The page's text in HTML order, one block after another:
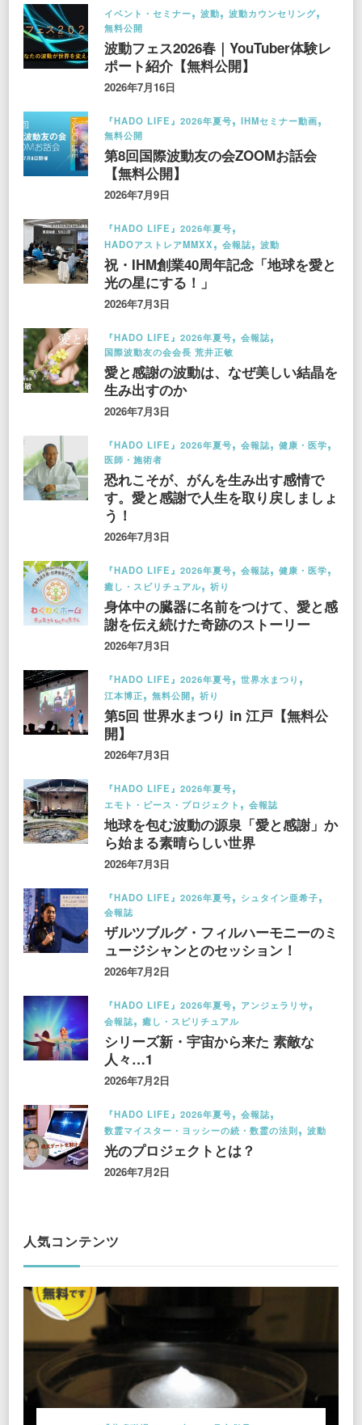
イベント・セミナー 波動
波動カウンセリング
無料公開
波動フェス2026春｜YouTuber体験レ
ポート紹介【無料公開】
2026年7月16日
『HADO LIFE』2026年夏号
IHMセミナー動画
無料公開
第8回国際波動友の会ZOOMお話会
【無料公開】
2026年7月9日
『HADO LIFE』2026年夏号
HADOアストレアMMXX
会報誌 波動
祝・IHM創業40周年記念「地球を愛と
光の星にする！」
2026年7月3日
『HADO LIFE』2026年夏号
会報誌
国際波動友の会会長 荒井正敏
愛と感謝の波動は、なぜ美しい結晶を
生み出すのか
2026年7月3日
『HADO LIFE』2026年夏号 会報誌
健康・医学
医師・施術者
恐れこそが、がんを生み出す感情で
す。愛と感謝で人生を取り戻しましょ
う！
2026年7月3日
『HADO LIFE』2026年夏号 会報誌
健康・医学
癒し・スピリチュアル
祈り
身体中の臓器に名前をつけて、愛と感
謝を伝え続けた奇跡のストーリー
2026年7月3日
『HADO LIFE』2026年夏号
世界水まつり
江本博正
無料公開 祈り
第5回 世界水まつり in 江戸【無料公
開】
2026年7月3日
『HADO LIFE』2026年夏号
エモト・ピース・プロジェクト
会報誌
地球を包む波動の源泉「愛と感謝」か
ら始まる素晴らしい世界
2026年7月3日
『HADO LIFE』2026年夏号
シュタイン亜希子
会報誌
ザルツブルグ・フィルハーモニーのミ
ュージシャンとのセッション！
2026年7月2日
『HADO LIFE』2026年夏号
アンジェラリサ
会報誌
癒し・スピリチュアル
シリーズ新・宇宙から来た 素敵な
人々…1
2026年7月2日
『HADO LIFE』2026年夏号
会報誌
数霊マイスター・ヨッシーの続・数霊の法則
波動
光のプロジェクトとは？
2026年7月2日
人気コンテンツ